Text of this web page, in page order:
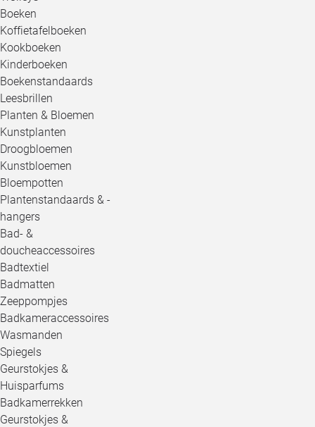
Boeken
Koffietafelboeken
Kookboeken
Kinderboeken
Boekenstandaards
Leesbrillen
Planten & Bloemen
Kunstplanten
Droogbloemen
Kunstbloemen
Bloempotten
Plantenstandaards & -
hangers
Bad- &
doucheaccessoires
Badtextiel
Badmatten
Zeeppompjes
Badkameraccessoires
Wasmanden
Spiegels
Geurstokjes &
Huisparfums
Badkamerrekken
Geurstokjes &